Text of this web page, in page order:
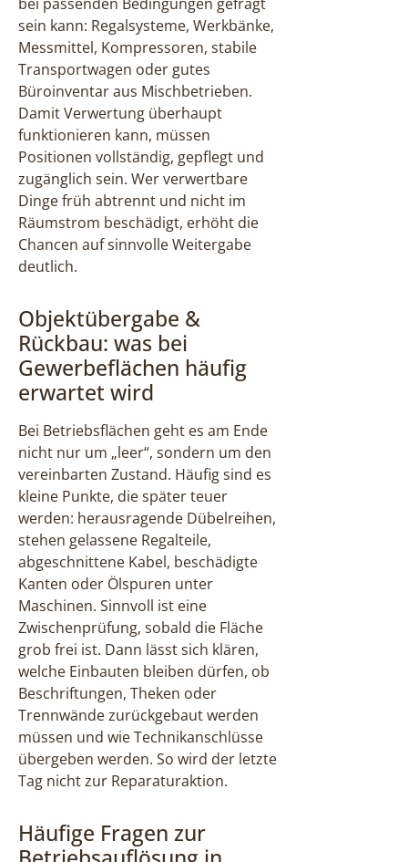
sein kann: Regalsysteme, Werkbänke,
Messmittel, Kompressoren, stabile
Transportwagen oder gutes
Büroinventar aus Mischbetrieben.
Damit Verwertung überhaupt
funktionieren kann, müssen
Positionen vollständig, gepflegt und
zugänglich sein. Wer verwertbare
Dinge früh abtrennt und nicht im
Räumstrom beschädigt, erhöht die
Chancen auf sinnvolle Weitergabe
deutlich.
Objektübergabe &
Rückbau: was bei
Gewerbeflächen häufig
erwartet wird
Bei Betriebsflächen geht es am Ende
nicht nur um „leer“, sondern um den
vereinbarten Zustand. Häufig sind es
kleine Punkte, die später teuer
werden: herausragende Dübelreihen,
stehen gelassene Regalteile,
abgeschnittene Kabel, beschädigte
Kanten oder Ölspuren unter
Maschinen. Sinnvoll ist eine
Zwischenprüfung, sobald die Fläche
grob frei ist. Dann lässt sich klären,
welche Einbauten bleiben dürfen, ob
Beschriftungen, Theken oder
Trennwände zurückgebaut werden
müssen und wie Technikanschlüsse
übergeben werden. So wird der letzte
Tag nicht zur Reparaturaktion.
Häufige Fragen zur